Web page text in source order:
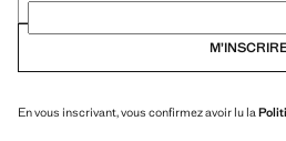
En vous inscrivant, vous confirmez avoir lu la